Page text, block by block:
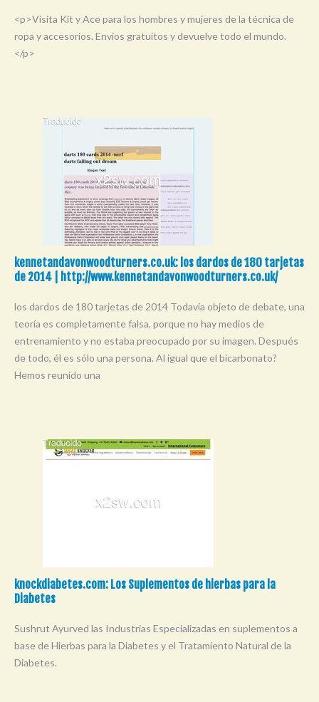
<p>Visita Kit y Ace para los hombres y mujeres de la técnica de
ropa y accesorios. Envíos gratuitos y devuelve todo el mundo.
</p>
kennetandavonwoodturners.co.uk: los dardos de 180 tarjetas
de 2014 | http://www.kennetandavonwoodturners.co.uk/
los dardos de 180 tarjetas de 2014 Todavía objeto de debate, una
teoría es completamente falsa, porque no hay medios de
entrenamiento y no estaba preocupado por su imagen. Después
de todo, él es sólo una persona. Al igual que el bicarbonato?
Hemos reunido una
knockdiabetes.com: Los Suplementos de hierbas para la
Diabetes
Sushrut Ayurved las Industrias Especializadas en suplementos a
base de Hierbas para la Diabetes y el Tratamiento Natural de la
Diabetes.